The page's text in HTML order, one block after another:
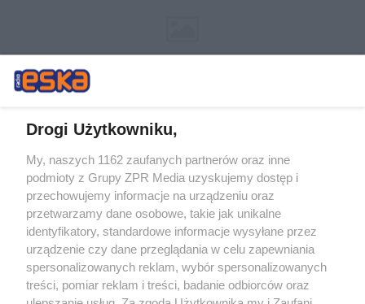
Żaden utwór zamieszczony w serwisie nie może być powielany i
rozpowszechniany lub dalej rozpowszechniany w jakikolwiek sposób (w
tym także elektroniczny lub mechaniczny) na jakimkolwiek polu
eksploatacji w jakiejkolwiek formie, włącznie z umieszczaniem w
Internecie bez pisemnej zgody właściciela praw. Jakiekolwiek użycie lub
wykorzystanie utworów w całości lub w części z naruszeniem prawa,
tzn. bez właściwej zgody, jest zabronione pod groźbą kary i może być
ścigane prawnie.
Drogi Użytkowniku,
My, naszych 1162 zaufanych partnerów oraz inne
podmioty z Grupy ZPR Media uzyskujemy dostęp i
przechowujemy informacje na urządzeniu oraz
przetwarzamy dane osobowe, takie jak unikalne
identyfikatory, standardowe informacje wysyłane przez
urządzenie czy dane przeglądania w celu zapewniania
spersonalizowanych reklam, wybór spersonalizowanych
treści, pomiar reklam i treści, badanie odbiorców oraz